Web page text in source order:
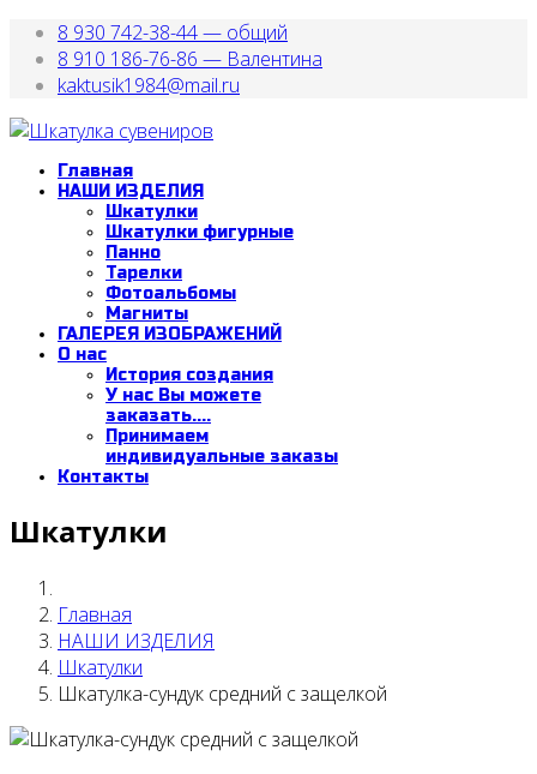
8 930 742-38-44 — общий
8 910 186-76-86 — Валентина
kaktusik1984@mail.ru
Главная
НАШИ ИЗДЕЛИЯ
Шкатулки
Шкатулки фигурные
Панно
Тарелки
Фотоальбомы
Магниты
ГАЛЕРЕЯ ИЗОБРАЖЕНИЙ
О нас
История создания
У нас Вы можете
заказать....
Принимаем
индивидуальные заказы
Контакты
Шкатулки
Главная
НАШИ ИЗДЕЛИЯ
Шкатулки
Шкатулка-сундук средний с защелкой